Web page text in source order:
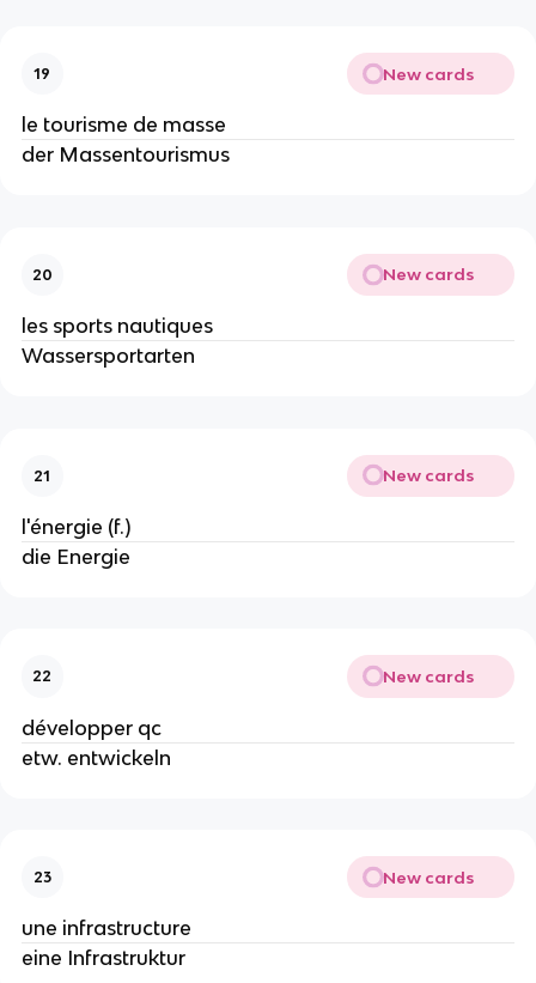
19 New cards
le tourisme de masse
der Massentourismus
20 New cards
les sports nautiques
Wassersportarten
21 New cards
l'énergie (f.)
die Energie
22 New cards
développer qc
etw. entwickeln
23 New cards
une infrastructure
eine Infrastruktur